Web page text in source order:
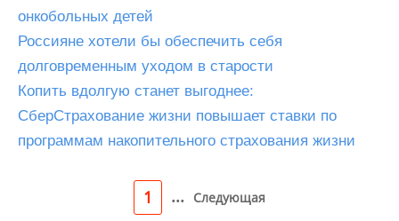
онкобольных детей
Россияне хотели бы обеспечить себя
долговременным уходом в старости
Копить вдолгую станет выгоднее:
СберСтрахование жизни повышает ставки по
программам накопительного страхования жизни
1 ... Следующая